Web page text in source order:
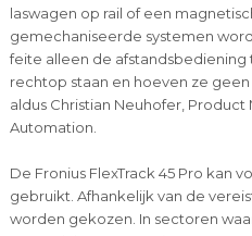
laswagen op rail of een
gemechaniseerde systemen
feite alleen de
rechtop staan en hoeven ze geen
aldus Christian Neuhofer, Product
Automation.
De Fronius FlexTrack 45 Pro kan
gebruikt. Afhankelijk van de
worden gekozen. In sectoren